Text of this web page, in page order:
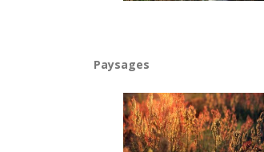
Paysages